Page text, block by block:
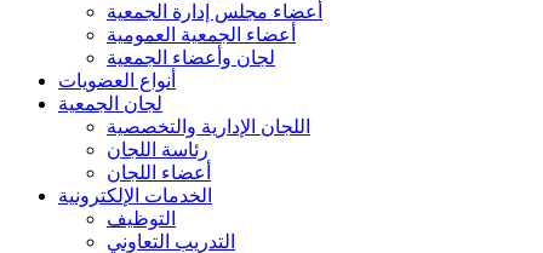
أعضاء مجلس إدارة الجمعية
أعضاء الجمعية العمومية
لجان وأعضاء الجمعية
أنواع العضويات
لجان الجمعية
اللجان الإدارية والتخصصية
رئاسة اللجان
أعضاء اللجان
الخدمات الإلكترونية
التوظيف
التدريب التعاوني